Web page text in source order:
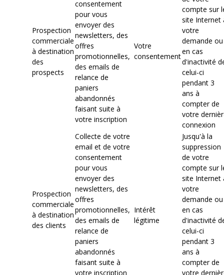
Prospection
commerciale
à destination
des
prospects
consentement
pour vous
envoyer des
newsletters, des
offres
promotionnelles,
des emails de
relance de
paniers
abandonnés
faisant suite à
votre inscription
Votre
consentement
compte sur
site Internet
votre
demande ou
en cas
d'inactivité
celui-ci
pendant 3
ans à
compter de
votre
connexion
Prospection
commerciale
à destination
des clients
Collecte de votre
email et de votre
consentement
pour vous
envoyer des
newsletters, des
offres
promotionnelles,
des emails de
relance de
paniers
abandonnés
faisant suite à
votre inscription
Intérêt
légitime
Jusqu'à la
suppression
de votre
compte sur
site Internet
votre
demande ou
en cas
d'inactivité
celui-ci
pendant 3
ans à
compter de
votre